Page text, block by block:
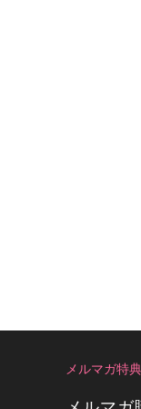
メルマガ特